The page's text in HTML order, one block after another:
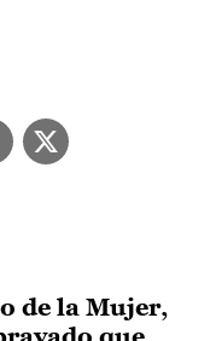
de la Mujer,